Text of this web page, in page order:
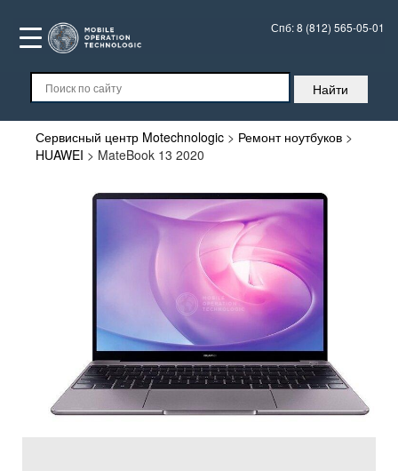
Спб:8 (812) 565-05-01
Сервисный центр Motechnologic > Ремонт ноутбуков >
HUAWEI > MateBook 13 2020